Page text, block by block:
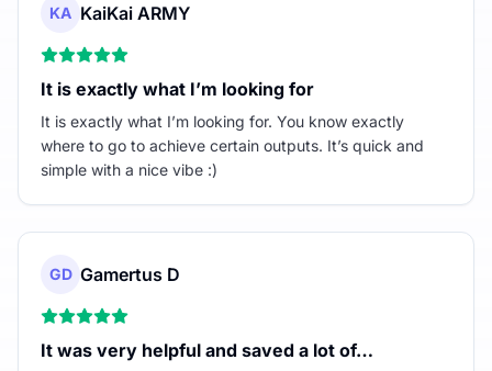
KA KaiKai ARMY
It is exactly what I’m looking for
It is exactly what I’m looking for. You know exactly
where to go to achieve certain outputs. It’s quick and
simple with a nice vibe :)
GD Gamertus D
It was very helpful and saved a lot of…